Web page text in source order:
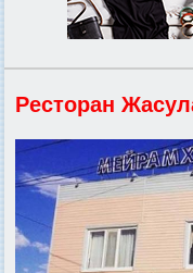
Ресторан